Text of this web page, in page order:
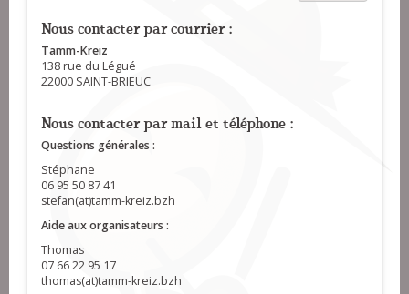
Nous contacter par courrier :
Tamm-Kreiz
138 rue du Légué
22000 SAINT-BRIEUC
Nous contacter par mail et téléphone :
Questions générales :
Stéphane
06 95 50 87 41
stefan(at)tamm-kreiz.bzh
Aide aux organisateurs :
Thomas
07 66 22 95 17
thomas(at)tamm-kreiz.bzh